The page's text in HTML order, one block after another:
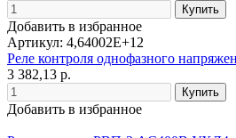
Добавить в избранное
Артикул: 4,64002E+12
Реле контроля однофазного
3 382,13 р.
Добавить в избранное